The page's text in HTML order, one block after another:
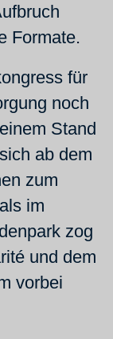
Formate.
für
noch
Stand
ab dem
zum
im
zog
und dem
vorbei